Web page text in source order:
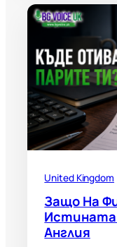
United Kingdom
Защо На
Истината
Англия